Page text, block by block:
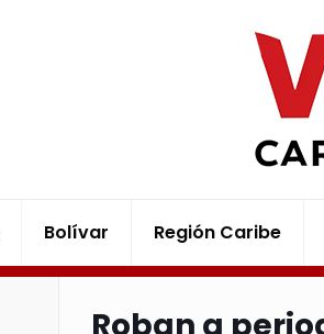
Bolívar Región Caribe